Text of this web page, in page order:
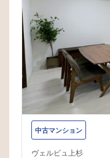
中古マンション
ヴェルビュ上杉